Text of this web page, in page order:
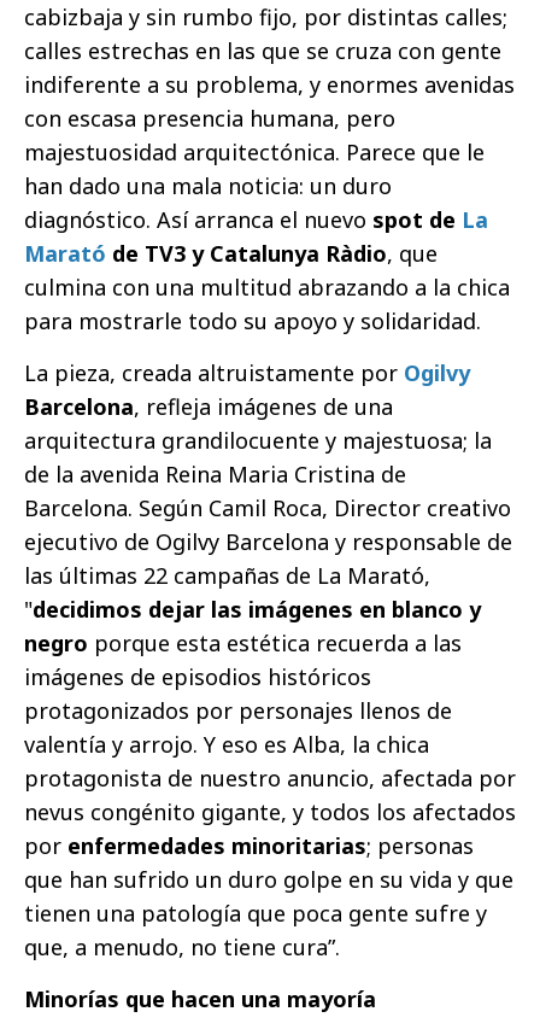
cabizbaja y sin rumbo fijo, por distintas calles;
calles estrechas en las que se cruza con gente
indiferente a su problema, y enormes avenidas
con escasa presencia humana, pero
majestuosidad arquitectónica. Parece que le
han dado una mala noticia: un duro
diagnóstico. Así arranca el nuevo spot de La
Marató de TV3 y Catalunya Ràdio, que
culmina con una multitud abrazando a la chica
para mostrarle todo su apoyo y solidaridad.
La pieza, creada altruistamente por Ogilvy
Barcelona, refleja imágenes de una
arquitectura grandilocuente y majestuosa; la
de la avenida Reina Maria Cristina de
Barcelona. Según Camil Roca, Director creativo
ejecutivo de Ogilvy Barcelona y responsable de
las últimas 22 campañas de La Marató,
"decidimos dejar las imágenes en blanco y
negro porque esta estética recuerda a las
imágenes de episodios históricos
protagonizados por personajes llenos de
valentía y arrojo. Y eso es Alba, la chica
protagonista de nuestro anuncio, afectada por
nevus congénito gigante, y todos los afectados
por enfermedades minoritarias; personas
que han sufrido un duro golpe en su vida y que
tienen una patología que poca gente sufre y
que, a menudo, no tiene cura”.
Minorías que hacen una mayoría